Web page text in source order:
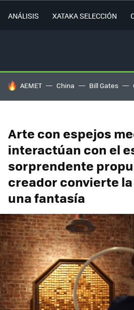
ANÁLISIS XATAKA SELECCIÓN
HOY SE HABLA DE
AEMET China Bill Gates
Arte con espejos
interactúan con el
sorprendente
creador convierte
una fantasía